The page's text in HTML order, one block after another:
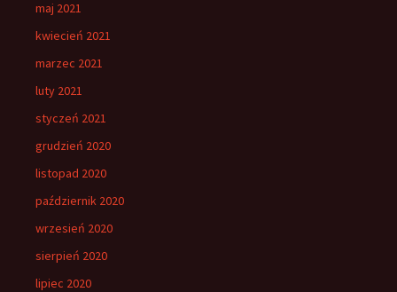
maj 2021
kwiecień 2021
marzec 2021
luty 2021
styczeń 2021
grudzień 2020
listopad 2020
październik 2020
wrzesień 2020
sierpień 2020
lipiec 2020